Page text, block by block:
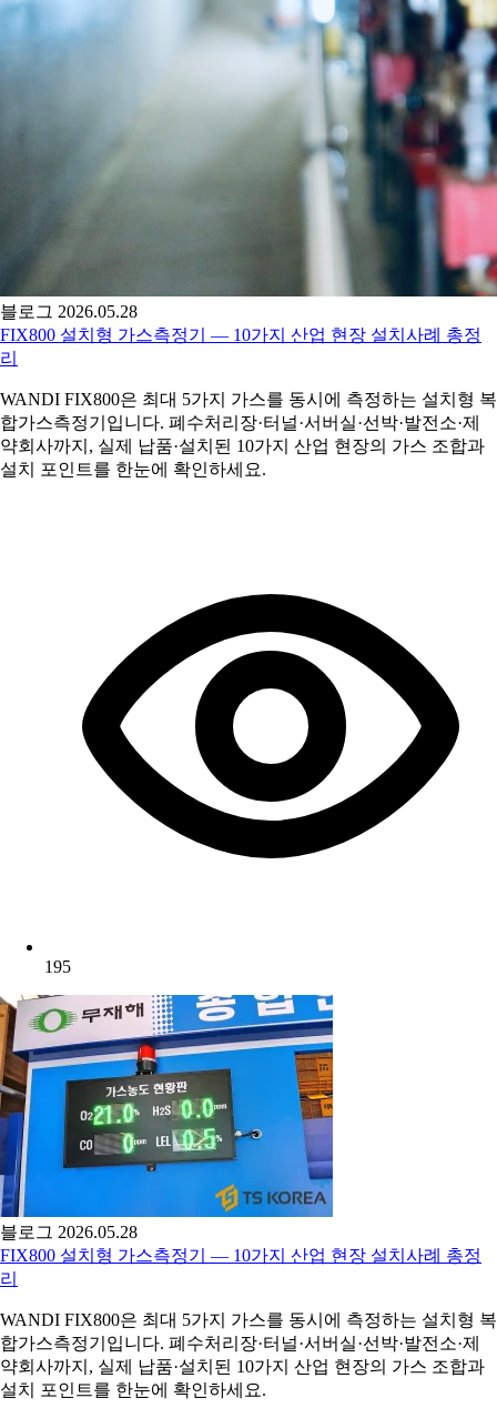
블로그 2026.05.28
FIX800 설치형 가스측정기 — 10가지 산업 현장 설치사례 총정
리
WANDI FIX800은 최대 5가지 가스를 동시에 측정하는 설치형 복
합가스측정기입니다. 폐수처리장·터널·서버실·선박·발전소·제
약회사까지, 실제 납품·설치된 10가지 산업 현장의 가스 조합과
설치 포인트를 한눈에 확인하세요.
195
블로그 2026.05.28
FIX800 설치형 가스측정기 — 10가지 산업 현장 설치사례 총정
리
WANDI FIX800은 최대 5가지 가스를 동시에 측정하는 설치형 복
합가스측정기입니다. 폐수처리장·터널·서버실·선박·발전소·제
약회사까지, 실제 납품·설치된 10가지 산업 현장의 가스 조합과
설치 포인트를 한눈에 확인하세요.